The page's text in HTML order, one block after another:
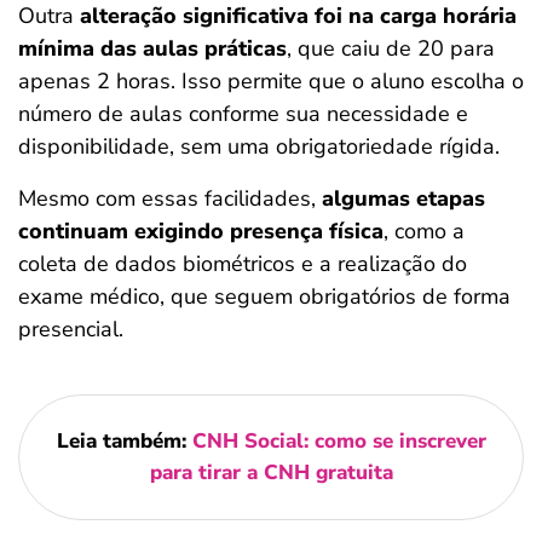
Outra alteração significativa foi na carga horária
mínima das aulas práticas, que caiu de 20 para
apenas 2 horas. Isso permite que o aluno escolha o
número de aulas conforme sua necessidade e
disponibilidade, sem uma obrigatoriedade rígida.
Mesmo com essas facilidades, algumas etapas
continuam exigindo presença física, como a
coleta de dados biométricos e a realização do
exame médico, que seguem obrigatórios de forma
presencial.
Leia também: CNH Social: como se inscrever
para tirar a CNH gratuita